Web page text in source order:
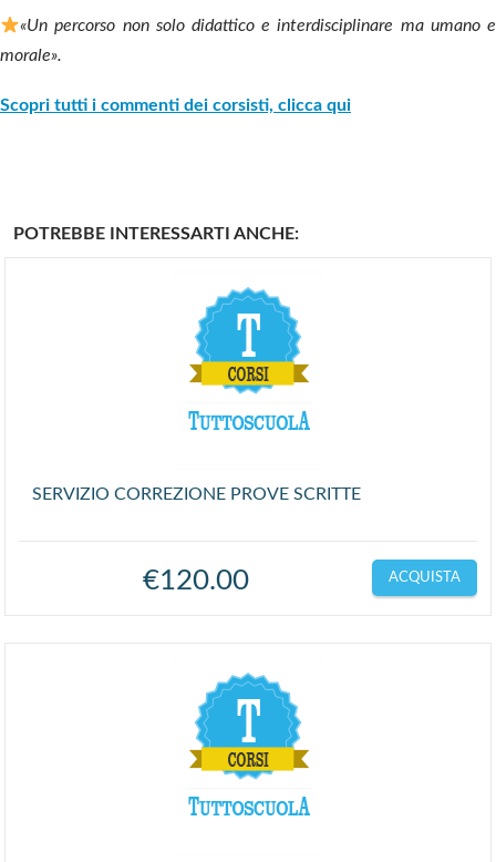
«Un percorso non solo didattico e interdisciplinare ma umano e
morale».
Scopri tutti i commenti dei corsisti, clicca qui
POTREBBE INTERESSARTI ANCHE:
SERVIZIO CORREZIONE PROVE SCRITTE
€120.00 ACQUISTA